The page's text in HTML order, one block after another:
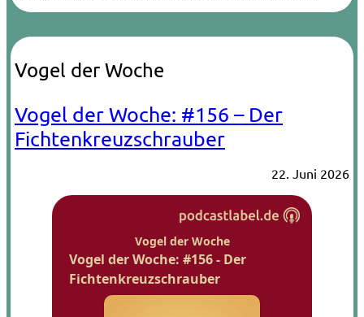
Vogel der Woche
Vogel der Woche: #156 – Der
Fichtenkreuzschrauber
22. Juni 2026